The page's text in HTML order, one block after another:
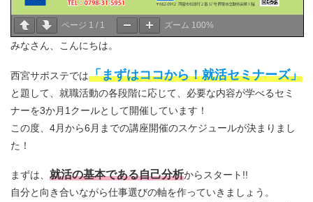
ページ 1 / 1 ズーム 100%
みなさん、こんにちは。
西宮サポステでは「まずはココから！就活セミナーズ」
と題して、就職活動の各段階に応じて、必要な内容が学べるセミ
ナーを3か月1クールとして開催しています！
この度、4月から6月までの講座開催のスケジュールが決まりまし
た！
まずは、 就活の基本である自己分析からスタート!!
自分と向き合いながら仕事選びの軸を作っていきましょう。